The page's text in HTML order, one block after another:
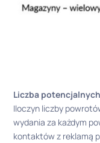
Liczba
Iloczyn liczby
wydania za każdym
kontaktów z reklamą